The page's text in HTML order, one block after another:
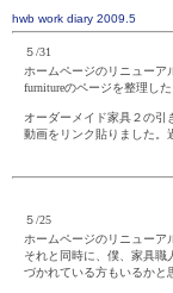
hwb work diary 2009 .5
５/31
ホームページのリニューア
furnitureのページを整理し
オーダーメイド家具２の引
動画をリンク貼りました。
５/25
ホームページのリニューア
それと同時に、僕、家具職
づかれている方もいるかと